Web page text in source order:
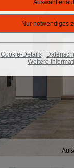
Cookie-Details|
Weitere